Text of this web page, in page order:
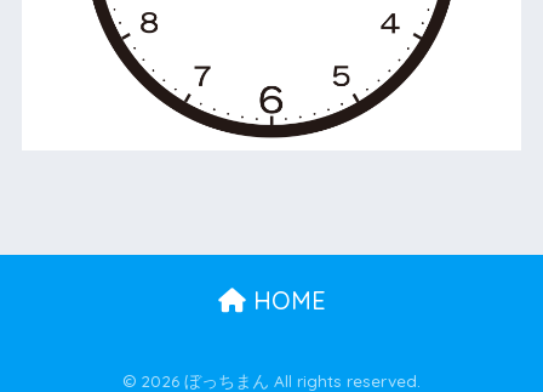
HOME
© 2026 ぼっちまん All rights reserved.